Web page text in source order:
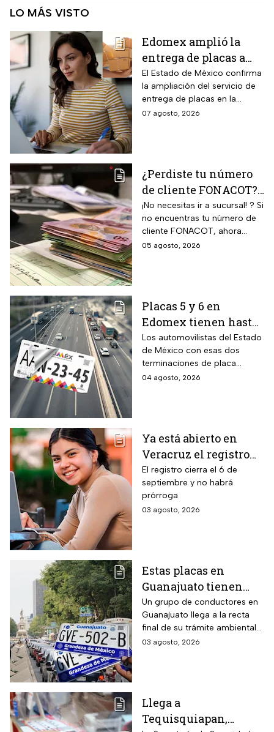
LO MÁS VISTO
Edomex amplió la
entrega de placas a
domicilio a todo el
estado: los tres pasos
para reemplacar en
línea antes del 31 de
El Estado de México confirma
la ampliación del servicio de
entrega de placas en la
puerta del domicilio,
deben completar el cambio.
07 agosto, 2026
¿Perdiste tu número
de cliente FONACOT?
Así puedes
recuperarlo y
consultar tu crédito
2026
¡No necesitas ir a sucursal! ? Si
no encuentras tu número de
cliente FONACOT, ahora
puedes recuperarlo y
05 agosto, 2026
Placas 5 y 6 en
Edomex tienen hasta
el 31 de agosto 2026
para realizar la
verificación
vehicular o recibirán
Los automovilistas del Estado
de México con esas dos
terminaciones de placa
enfrentan el cierre de su
sanción de miles de pesos.
04 agosto, 2026
Ya está abierto en
Veracruz el registro
para becas de hasta
$3,000 pesos para
estudiantes de todos
los niveles: fecha
El registro cierra el 6 de
septiembre y no habrá
prórroga
03 agosto, 2026
Estas placas en
Guanajuato tienen
hasta el 31 de agosto
2026 para realizar la
verificación
vehicular o habrá
Un grupo de conductores en
Guanajuato llega a la recta
final de su trámite ambiental
semestral. El descuido cuesta
03 agosto, 2026
Llega a
Tequisquiapan,